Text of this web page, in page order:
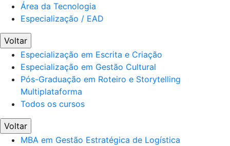
Área da Tecnologia
Especialização / EAD
Voltar
Especialização em Escrita e Criação
Especialização em Gestão Cultural
Pós-Graduação em Roteiro e Storytelling
Multiplataforma
Todos os cursos
Voltar
MBA em Gestão Estratégica de Logística